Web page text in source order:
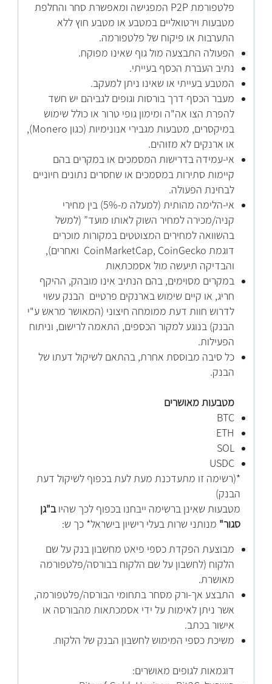
פלטפורמת P2P המפגישה ומאפשרת סחר והחלפת
מטבעות וירטואליים במטבע או מטבע חוץ ללא
התערבות או פיקוח של פלטפורמה.
הפעולה התבצעה מול גוף שאינו מפוקח.
נתיב העברת הכסף בעייתי.
המטבע בעייתי או שאינו ניתן למעקב.
מעבר הכסף דרך בורסות וגופים לגביהם יש חשד
להפרת הצו אה"ה ומימון גופי טרור או כולל שימוש
במיקסרים, מטבעות מגבירי אנונימיות (כגון Monero),
או ארנקים לא מזוהים.
אי-עמידה בדרישות המסמכים או במקרים בהם
קיימות סתירות במסמכים או שחסרים נתונים חיוניים
לבחינת הפעולה.
אי-הלימה מהותית (למעלה מ-5%) בין מחירי
קניה/מכירה למחיר השוק לאותו מועד” (למשל
בהשוואה למחירים המצוטטים במקורות מוכרים
דוגמת CoinMarketCap, CoinGecko ואחרים),
והבדיקה תיעשה מול אסמכתאות
במקרים מסוימים, בהם הנתיב אינו מובהק, ההיקף
חריג, או קיים שימוש בארנקים פרטיים הבנק עשוי
לדרוש חוות דעת ממומחה חיצוני (המאושר מראש ע"י
הבנק) בנוגע למקור הכספים, התאמה לרישום, וניתוח
הפעילות.
כל סיבה מבוססת אחרת, בהתאם לשיקול דעתו של
הבנק.
מטבעות מאושרים
BTC
ETH
SOL
USDC
*(רשימה זו מתעדכנת מעת לעת בכפוף לשיקול דעת
הבנק)
מטבעות שאינן ברשימה ייבחנו בכפוף לכך שהיוב"גן
סגור" מנותני שרות בעלי רישיון בישראל* כך ש:
מבוצעת הפקדת כספי פיאט מחשבון בנק על שם
הלקוח (לחשבון על שם הלקוח בבורסה/פלטפורמה
מאושרת.
התבצע אך-ורק מסחר בתחומי הבורסה/פלטפורמה,
אשר ניתן לאימות על ידי אסמכתאות מהבורסה או
אישור בכתב.
משיכת כספי המימוש לחשבון הבנק של הלקוח.
דוגמאות לגופים מאושרים: